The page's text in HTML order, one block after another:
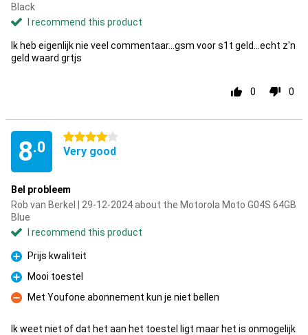
Black
I recommend this product
Ik heb eigenlijk nie veel commentaar...gsm voor s1t geld...echt z'n
geld waard grtjs
0 0
8.0
4 stars
Very good
Bel probleem
Rob van Berkel | 29-12-2024 about the Motorola Moto G04S 64GB
Blue
I recommend this product
Pro
Prijs kwaliteit
Pro
Mooi toestel
Con
Met Youfone abonnement kun je niet bellen
Ik weet niet of dat het aan het toestel ligt maar het is onmogelijk